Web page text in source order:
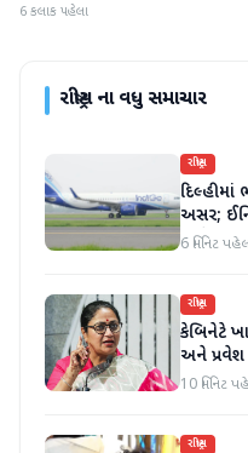
6 કલાક પહેલા
રાષ્ટ્રીયના વધુ સમાચાર
રાષ્ટ્રીય
દિલ્હીમાં
અસર;
જાહેર કરી
6 મિનિટ
રાષ્ટ્રીય
કેબિનેટે
અને પ્રવેશ
10 મિનિટ
રાષ્ટ્રીય